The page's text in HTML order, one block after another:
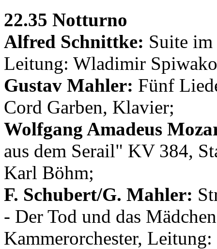
22.35 Notturno
Alfred Schnittke: Suite
Leitung: Wladimir
Gustav Mahler: Fünf
Cord Garben, Klavier;
Wolfgang Amadeus
aus dem Serail" KV 384,
Karl Böhm;
F. Schubert/G. Mahler:
- Der Tod und das
Kammerorchester,